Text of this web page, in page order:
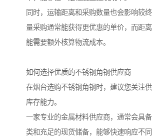
同时，运输距离和采购数量也会影响较
量采购通常能获得更优惠的单价，而距
能需要额外核算物流成本。
如何选择优质的不锈钢角钢供应商
在烟台选购不锈钢角钢时，建议您关注
库存能力。
一家专业的金属材料供应商，通常会具
类和充足的现货储备，能够快速响应不同